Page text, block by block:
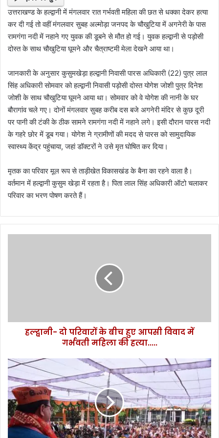
उत्तराखण्ड के हल्द्वानी में मंगलवार रात गर्भवती महिला की छत से धक्का देकर हत्या
कर दी गई तो वहीं मंगलवार सुबह अल्मोड़ा जनपद के चौखुटिया में अगनेरी के पास
रामगंगा नदी में नहाने गए युवक की डूबने से मौत हो गई। युवक हल्द्वानी से पड़ोसी
दोस्त के साथ चौखुटिया घूमने और चैत्राष्टमी मेला देखने आया था।
जानकारी के अनुसार कुसुमखेड़ा हल्द्वानी निवासी पारस अधिकारी (22) पुत्र लाल
सिंह अधिकारी सोमवार को हल्द्वानी निवासी पड़ोसी दोस्त योगेश जोशी पुत्र दिनेश
जोशी के साथ चौखुटिया घूमने आया था। सोमवार को वे योगेश की नानी के घर
बौरागांव चले गए। दोनों मंगलवार सुबह करीब दस बजे अगनेरी मंदिर से कुछ दूरी
पर पानी की टंकी के ठीक सामने रामगंगा नदी में नहाने लगे। इसी दौरान पारस नदी
के गहरे छोर में डूब गया। योगेश ने ग्रामीणों की मदद से पारस को सामुदायिक
स्वास्थ्य केंद्र पहुंचाया, जहां डॉक्टरों ने उसे मृत घोषित कर दिया।
मृतक का परिवार मूल रूप से ताड़ीखेत विकासखंड के बैना का रहने वाला है।
वर्तमान में हल्द्वानी कुसुम खेड़ा में रहता है। पिता लाल सिंह अधिकारी ऑटो चलाकर
परिवार का भरण पोषण करते हैं।
रों
हु
आ
प
सी
वि
वा
हल्द्वानी- दो परिवारों के बीच हुए आपसी विवाद में
गर्भवती महिला की हत्या.....
भा
ज
स्था
प
ना
दि